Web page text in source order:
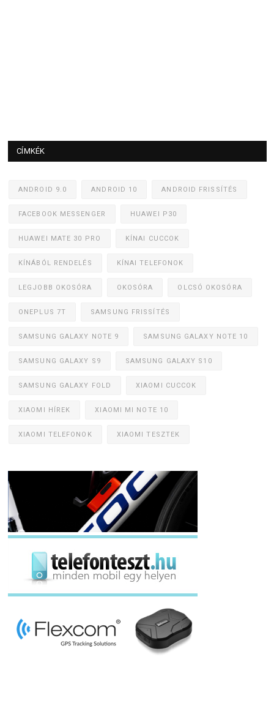
CÍMKÉK
ANDROID 9.0 ANDROID 10 ANDROID FRISSÍTÉS
FACEBOOK MESSENGER HUAWEI P30
HUAWEI MATE 30 PRO KÍNAI CUCCOK
KÍNÁBÓL RENDELÉS KÍNAI TELEFONOK
LEGJOBB OKOSÓRA OKOSÓRA OLCSÓ OKOSÓRA
ONEPLUS 7T SAMSUNG FRISSÍTÉS
SAMSUNG GALAXY NOTE 9 SAMSUNG GALAXY NOTE 10
SAMSUNG GALAXY S9 SAMSUNG GALAXY S10
SAMSUNG GALAXY FOLD XIAOMI CUCCOK
XIAOMI HÍREK XIAOMI MI NOTE 10
XIAOMI TELEFONOK XIAOMI TESZTEK